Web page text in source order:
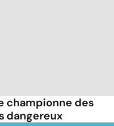
championne des
dangereux